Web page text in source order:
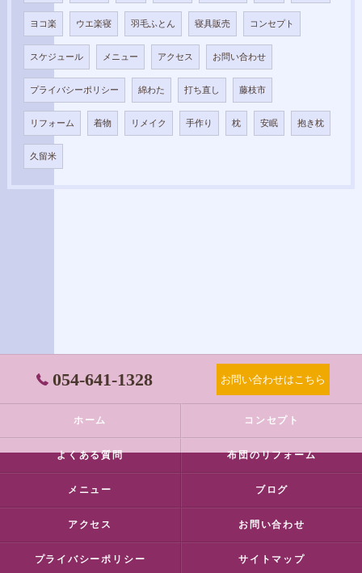
ヨコ楽 ウエ楽寝 羽毛ふとん 寝具販売 コンセプト
スケジュール メニュー アクセス お問い合わせ
プライバシーポリシー 綿わた 打ち直し 藤枝市
リフォーム 着物 リメイク 手作り 枕 安眠 抱き枕
久留米
054-641-1328 お問い合わせはこちら
ホーム コンセプト
よくある質問 布団のリフォーム
メニュー ブログ
アクセス お問い合わせ
プライバシーポリシー サイトマップ